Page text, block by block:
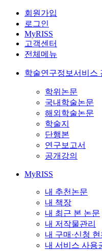
회원가입
로그인
MyRISS
고객센터
전체메뉴
학술연구정보서비스
학위논문
국내학술논문
해외학술논문
학술지
단행본
연구보고서
공개강의
MyRISS
내 추천논문
내 책장
내 최근 본 논문
내 저작물관리
내 구매·신청
내 서비스 사용